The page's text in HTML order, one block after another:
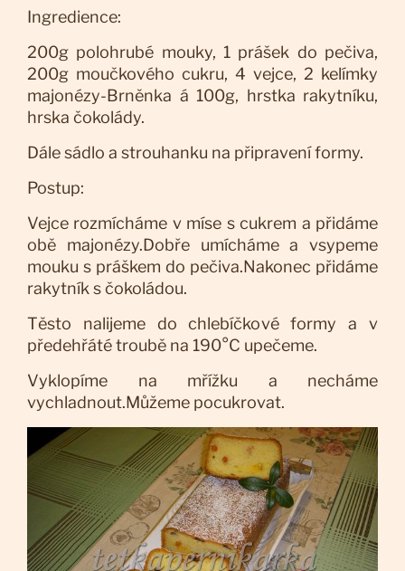
Ingredience:
200g polohrubé mouky, 1 prášek do pečiva,
200g moučkového cukru, 4 vejce, 2 kelímky
majonézy-Brněnka á 100g, hrstka rakytníku,
hrska čokolády.
Dále sádlo a strouhanku na připravení formy.
Postup:
Vejce rozmícháme v míse s cukrem a přidáme
obě majonézy.Dobře umícháme a vsypeme
mouku s práškem do pečiva.Nakonec přidáme
rakytník s čokoládou.
Těsto nalijeme do chlebíčkové formy a v
předehřáté troubě na 190°C upečeme.
Vyklopíme na mřížku a necháme
vychladnout.Můžeme pocukrovat.